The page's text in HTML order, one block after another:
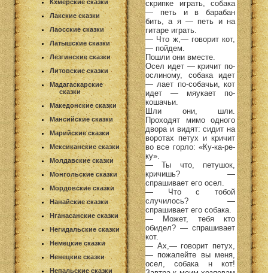
Кхмерские сказки
Лакские сказки
Лаосские сказки
Латышские сказки
Лезгинские сказки
Литовские сказки
Мадагаскарские
сказки
Македонские сказки
Мансийские сказки
Марийские сказки
Мексиканские сказки
Молдавские сказки
Монгольские сказки
Мордовские сказки
Нанайские сказки
Нганасанские сказки
Негидальские сказки
Немецкие сказки
Ненецкие сказки
Непальские сказки
скрипке играть, собака
— петь и в барабан
бить, а я — петь и на
гитаре играть.
— Что ж,— говорит кот,
— пойдем.
Пошли они вместе.
Осел идет — кричит по-
ослиному, собака идет
— лает по-собачьи, кот
идет — мяукает по-
кошачьи.
Шли они, шли.
Проходят мимо одного
двора и видят: сидит на
воротах петух и кричит
во все горло: «Ку-ка-ре-
ку».
— Ты что, петушок,
кричишь? —
спрашивает его осел.
— Что с тобой
случилось? —
спрашивает его собака.
— Может, тебя кто
обидел? — спрашивает
кот.
— Ах,— говорит петух,
— пожалейте вы меня,
осел, собака н кот!